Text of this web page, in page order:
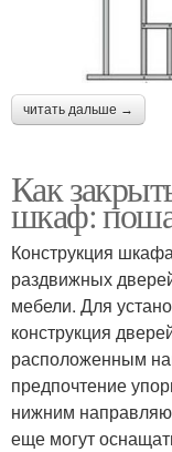
читать дальше →
Как
шкаф:
Конструкция
раздвижных
мебели. Для
конструкция
расположенным
предпочтение
нижним
еще могут